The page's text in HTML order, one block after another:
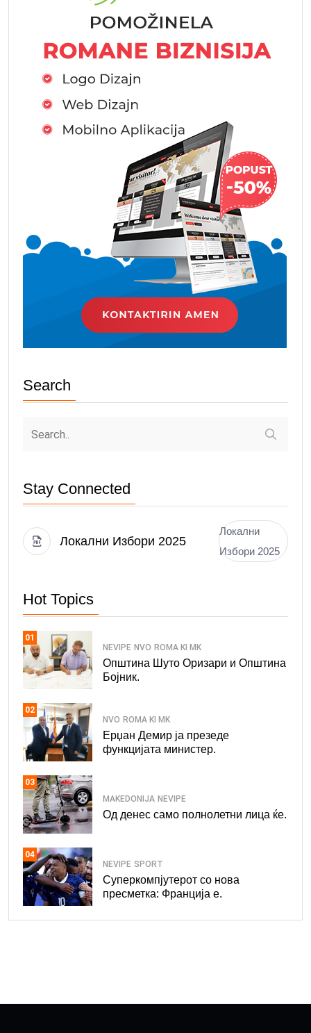
Search
Stay Connected
Локални Избори 2025
Локални
Избори 2025
Hot Topics
01
NEVIPE NVO ROMA KI MK
Општина Шуто Оризари и Општина
Бојник.
02
NVO ROMA KI MK
Ерџан Демир ја презеде
функцијата министер.
03
MAKEDONIJA NEVIPE
Од денес само полнолетни лица ќе.
04
NEVIPE SPORT
Суперкомпјутерот со нова
пресметка: Франција е.